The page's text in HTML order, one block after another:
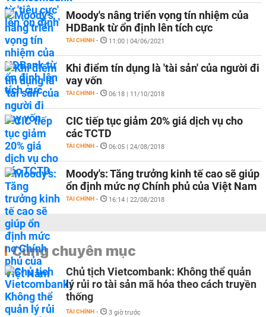
Moody's nâng triển vọng tín nhiệm của
HDBank từ ổn định lên tích cực
TÀI CHÍNH - 11:00 | 04/06/2021
Khi điểm tín dụng là 'tài sản' của người đi
vay vốn
TÀI CHÍNH - 06:18 | 11/10/2018
CIC tiếp tục giảm 20% giá dịch vụ cho
các TCTD
TÀI CHÍNH - 06:05 | 24/08/2018
Moody's: Tăng trưởng kinh tế cao sẽ giúp
ổn định mức nợ Chính phủ của Việt Nam
TÀI CHÍNH - 16:14 | 22/08/2018
Cùng chuyên mục
Chủ tịch Vietcombank: Không thể quản
lý rủi ro tài sản mã hóa theo cách truyền
thống
TÀI CHÍNH - 3 giờ trước